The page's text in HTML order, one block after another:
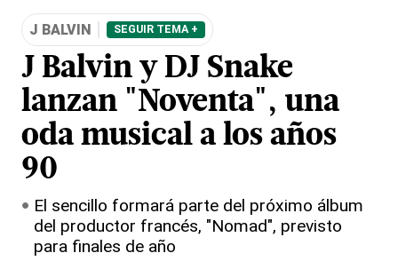
J BALVIN SEGUIR TEMA +
J Balvin y DJ Snake
lanzan "Noventa", una
oda musical a los años
90
El sencillo formará parte del próximo álbum
del productor francés, "Nomad", previsto
para finales de año